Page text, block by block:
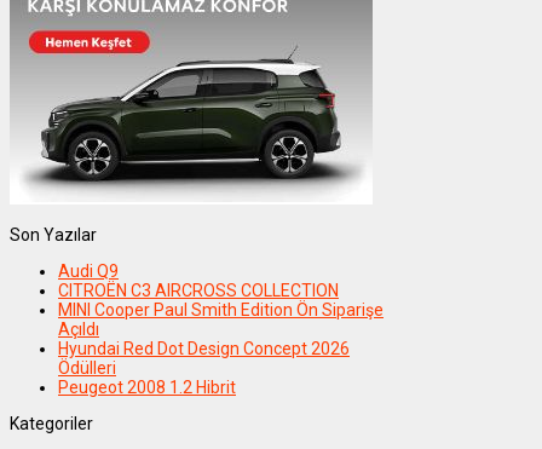
Son Yazılar
Audi Q9
CITROËN C3 AIRCROSS COLLECTION
MINI Cooper Paul Smith Edition Ön Siparişe
Açıldı
Hyundai Red Dot Design Concept 2026
Ödülleri
Peugeot 2008 1.2 Hibrit
Kategoriler